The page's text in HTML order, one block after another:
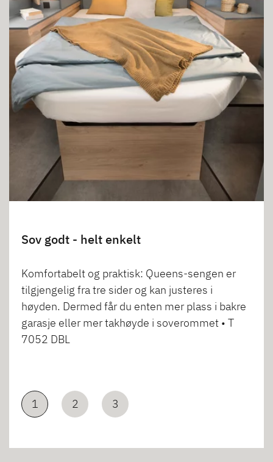
Sov godt - helt enkelt
Komfortabelt og praktisk: Queens-sengen er
tilgjengelig fra tre sider og kan justeres i
høyden. Dermed får du enten mer plass i bakre
garasje eller mer takhøyde i soverommet • T
7052 DBL
1 2 3